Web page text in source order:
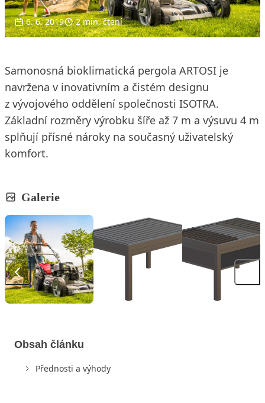
6. 6. 2019 2 min. čtení
Samonosná bioklimatická pergola ARTOSI je
navržena v inovativním a čistém designu
z vývojového oddělení společnosti ISOTRA.
Základní rozměry výrobku šíře až 7 m a výsuvu 4 m
splňují přísné nároky na současný uživatelský
komfort.
Galerie
Obsah článku
Přednosti a výhody